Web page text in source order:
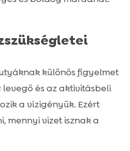
különös figyelmet
és az aktivitásbeli
a vízigényük. Ezért
mennyi vizet isznak a